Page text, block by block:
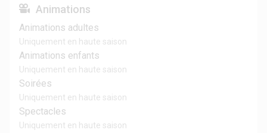
Animations
Animations adultes
Uniquement en haute saison
Animations enfants
Uniquement en haute saison
Soirées
Uniquement en haute saison
Spectacles
Uniquement en haute saison